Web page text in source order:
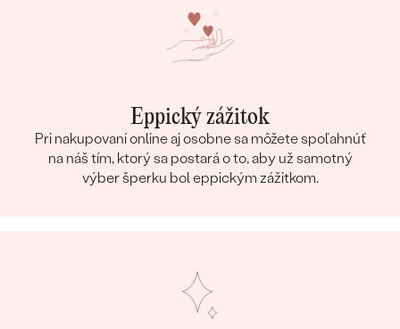
Eppický zážitok
Pri nakupovaní online aj osobne sa môžete spoľahnúť
na náš tím, ktorý sa postará o to, aby už samotný
výber šperku bol eppickým zážitkom.